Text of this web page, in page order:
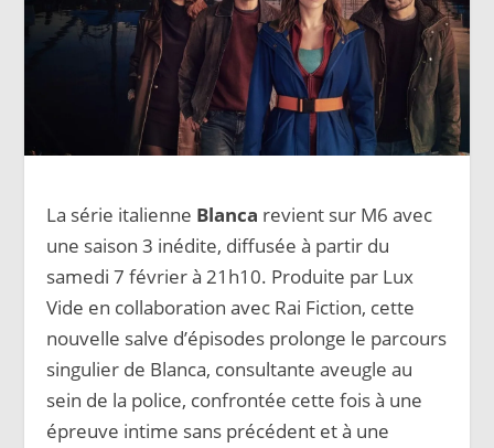
La série italienne Blanca revient sur M6 avec
une saison 3 inédite, diffusée à partir du
samedi 7 février à 21h10. Produite par Lux
Vide en collaboration avec Rai Fiction, cette
nouvelle salve d’épisodes prolonge le parcours
singulier de Blanca, consultante aveugle au
sein de la police, confrontée cette fois à une
épreuve intime sans précédent et à une